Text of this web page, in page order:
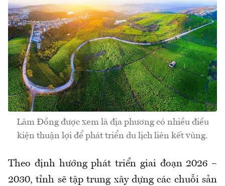
Lâm Đồng được xem là địa phương có nhiều điều
kiện thuận lợi để phát triển du lịch liên kết vùng.
Theo định hướng phát triển giai đoạn 2026 –
2030, tỉnh sẽ tập trung xây dựng các chuỗi sản